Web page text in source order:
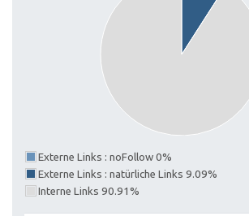
Externe Links : noFollow 0%
Externe Links : natürliche Links 9.09%
Interne Links 90.91%